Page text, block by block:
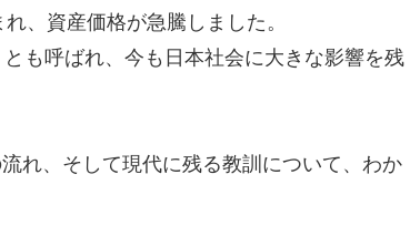
、資産価格が急騰しました。
も呼ばれ、今も日本社会に大きな影響を残
れ、そして現代に残る教訓について、わか